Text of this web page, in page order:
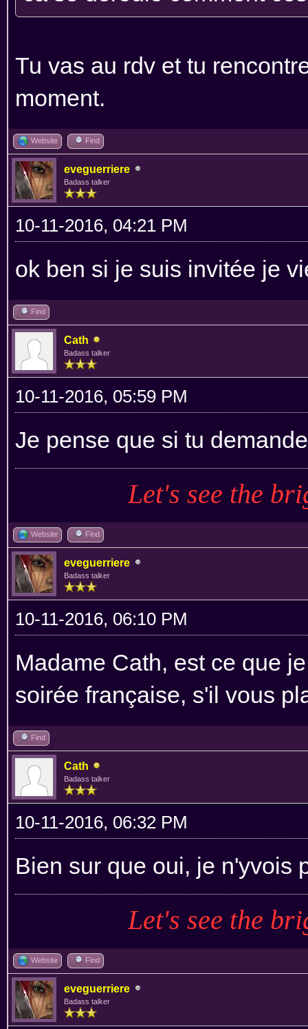
Tu vas au rdv et tu
moment.
Website Find
eveguerriere
Badass talker
10-11-2016, 04:21 PM
ok ben si je suis invitée je
Find
Cath
Badass talker
10-11-2016, 05:59 PM
Je pense que si tu
Let's see the
Website Find
eveguerriere
Badass talker
10-11-2016, 06:10 PM
Madame Cath, est ce que
soirée française, s'il vous
Find
Cath
Badass talker
10-11-2016, 06:32 PM
Bien sur que oui, je n'yvois
Let's see the
Website Find
eveguerriere
Badass talker